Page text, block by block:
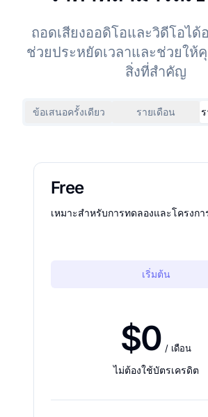
ถอดเสียงออดิโอและวิดีโอได้
ช่วยประหยัดเวลาและช่วยให้
สิ่งที่สำคัญ
ข้อเสนอครั้งเดียว รายเดือน
Free
เหมาะสำหรับการทดลองและโครงก
เริ่มต้น
$0 / เดือน
ไม่ต้องใช้บัตรเครดิต